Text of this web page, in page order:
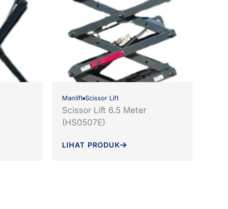
Manlift Scissor Lift
Scissor Lift 6.5 Meter
(HS0507E)
LIHAT PRODUK